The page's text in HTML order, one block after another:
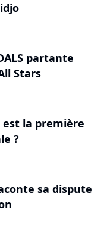
partante
Stars
est la première
?
sa dispute